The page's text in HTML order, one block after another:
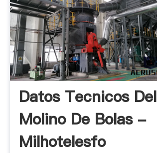
Datos Tecnicos Del
Molino De Bolas -
Milhotelesfo